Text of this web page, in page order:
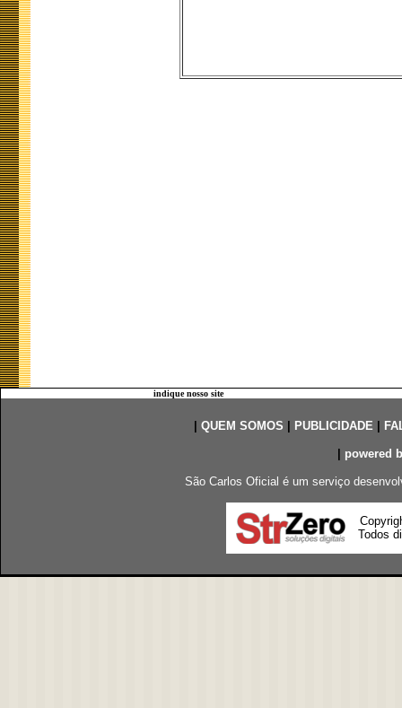
indique nosso site
QUEM SOMOS PUBLICIDADE|
powered
São Carlos Oficial é um serviço
Todos